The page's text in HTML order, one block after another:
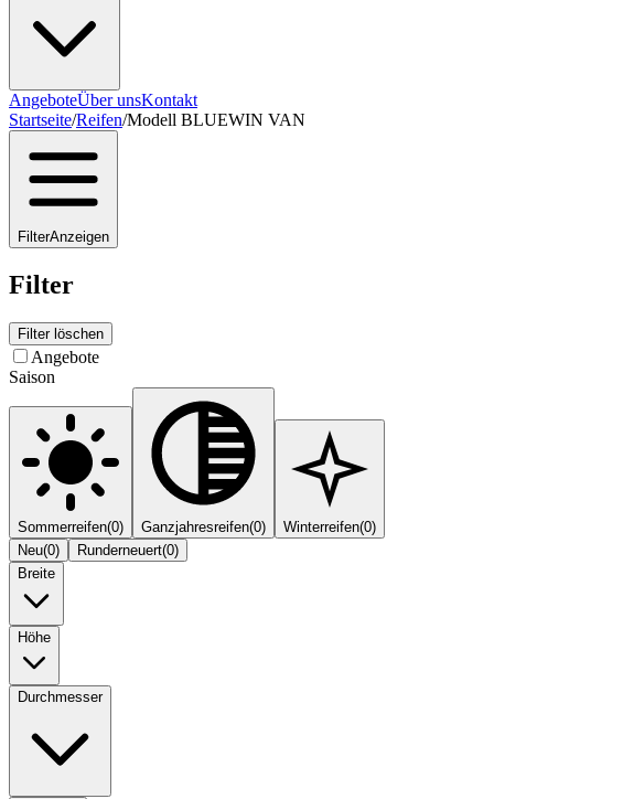
AngeboteÜber unsKontakt
Startseite/Reifen/Modell BLUEWIN VAN
FilterAnzeigen
Filter
Filter löschen
Angebote
Saison
Sommerreifen(0) Ganzjahresreifen(0) Winterreifen(0)
Neu(0) Runderneuert(0)
Breite
Höhe
Durchmesser